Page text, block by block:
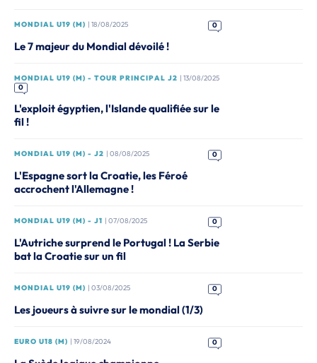
MONDIAL U19 (M) | 18/08/2025 0
Le 7 majeur du Mondial dévoilé !
MONDIAL U19 (M) - TOUR PRINCIPAL J2 | 13/08/2025
0
L'exploit égyptien, l'Islande qualifiée sur le
fil !
MONDIAL U19 (M) - J2 | 08/08/2025 0
L'Espagne sort la Croatie, les Féroé
accrochent l'Allemagne !
MONDIAL U19 (M) - J1 | 07/08/2025 0
L'Autriche surprend le Portugal ! La Serbie
bat la Croatie sur un fil
MONDIAL U19 (M) | 03/08/2025 0
Les joueurs à suivre sur le mondial (1/3)
EURO U18 (M) | 19/08/2024 0